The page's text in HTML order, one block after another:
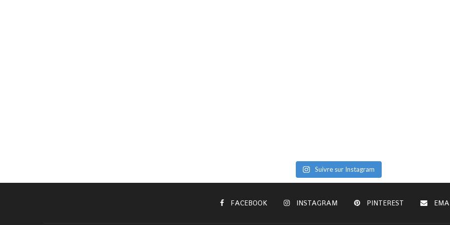
Suivre sur Instagram
FACEBOOK INSTAGRAM PINTEREST